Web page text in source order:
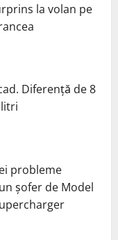
la volan pe
Diferență de 8
probleme
șofer de Model